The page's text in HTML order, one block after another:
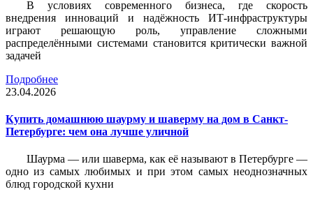
В условиях современного бизнеса, где скорость
внедрения инноваций и надёжность ИТ-инфраструктуры
играют решающую роль, управление сложными
распределёнными системами становится критически важной
задачей
Подробнее
23.04.2026
Купить домашнюю шаурму и шаверму на дом в Санкт-
Петербурге: чем она лучше уличной
Шаурма — или шаверма, как её называют в Петербурге —
одно из самых любимых и при этом самых неоднозначных
блюд городской кухни